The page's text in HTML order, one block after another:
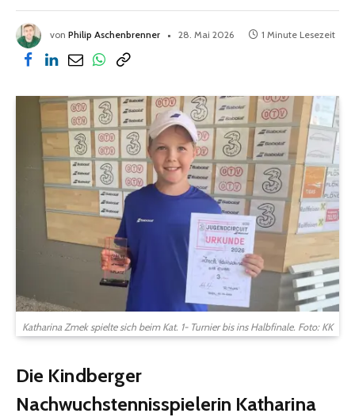
von Philip Aschenbrenner 28. Mai 2026 1 Minute Lesezeit
Katharina Zmek spielte sich beim Kat. 1- Turnier bis ins Halbfinale. Foto: KK
Die Kindberger
Nachwuchstennisspielerin Katharina